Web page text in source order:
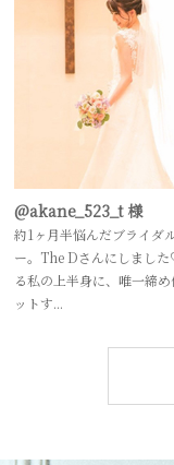
@akane_523_t 様
約1ヶ月半悩んだブライダ
ー。The Dさんにしまし
る私の上半身に、唯一締め
ットす...